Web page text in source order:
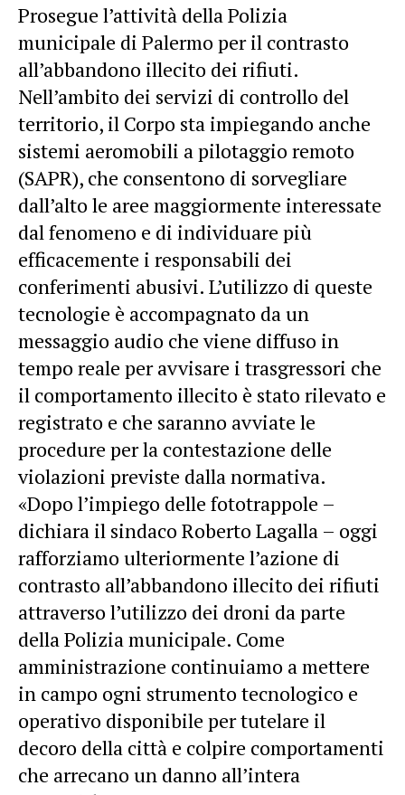
Prosegue l’attività della Polizia
municipale di Palermo per il contrasto
all’abbandono illecito dei rifiuti.
Nell’ambito dei servizi di controllo del
territorio, il Corpo sta impiegando anche
sistemi aeromobili a pilotaggio remoto
(SAPR), che consentono di sorvegliare
dall’alto le aree maggiormente interessate
dal fenomeno e di individuare più
efficacemente i responsabili dei
conferimenti abusivi. L’utilizzo di queste
tecnologie è accompagnato da un
messaggio audio che viene diffuso in
tempo reale per avvisare i trasgressori che
il comportamento illecito è stato rilevato e
registrato e che saranno avviate le
procedure per la contestazione delle
violazioni previste dalla normativa.
«Dopo l’impiego delle fototrappole –
dichiara il sindaco Roberto Lagalla – oggi
rafforziamo ulteriormente l’azione di
contrasto all’abbandono illecito dei rifiuti
attraverso l’utilizzo dei droni da parte
della Polizia municipale. Come
amministrazione continuiamo a mettere
in campo ogni strumento tecnologico e
operativo disponibile per tutelare il
decoro della città e colpire comportamenti
che arrecano un danno all’intera